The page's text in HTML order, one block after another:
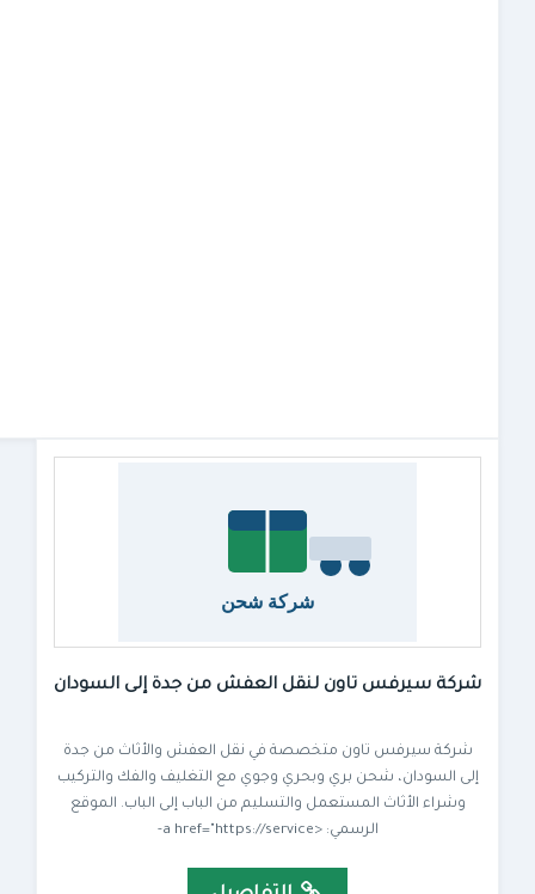
شركة سيرفس تاون لنقل العفش من جدة إلى السودان
شركة سيرفس تاون متخصصة في نقل العفش والأثاث من جدة
إلى السودان، شحن بري وبحري وجوي مع التغليف والفك والتركيب
وشراء الأثاث المستعمل والتسليم من الباب إلى الباب. الموقع
الرسمي: <a href="https://service-